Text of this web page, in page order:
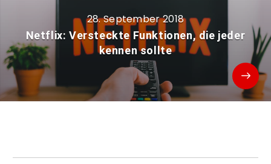
28. September 2018
Netflix: Versteckte Funktionen, die jeder
kennen sollte